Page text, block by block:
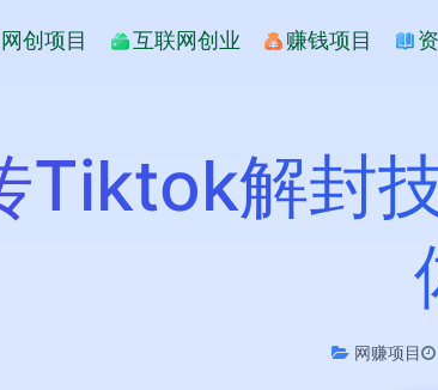
网创项目 互联网创业 赚钱项目
Tiktok解封
网赚项目